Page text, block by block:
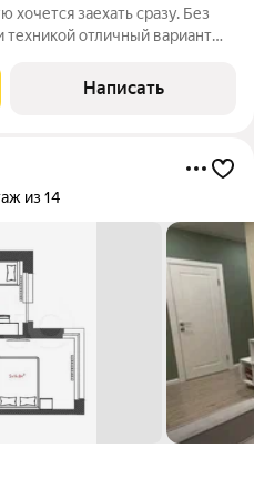
хочется заехать сразу. Без
вариант
Написать
из 14